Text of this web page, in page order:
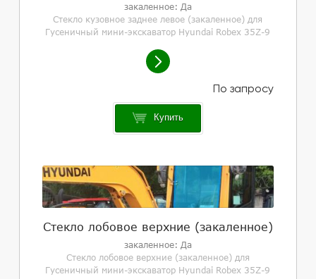
закаленное: Да
Стекло кузовное заднее левое (закаленное) для
Гусеничный мини-экскаватор Hyundai Robex 35Z-9
Купить
Стекло лобовое верхние (закаленное)
закаленное: Да
Стекло лобовое верхние (закаленное) для
Гусеничный мини-экскаватор Hyundai Robex 35Z-9